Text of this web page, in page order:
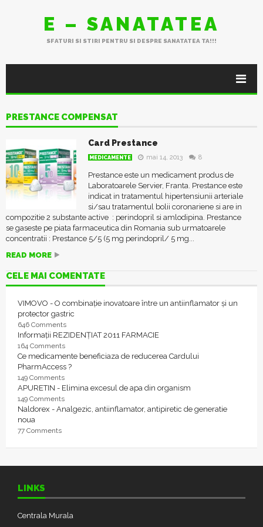
E – SANATATEA
SFATURI SI STIRI PENTRU SI DESPRE SANATATEA TA!!!
PRESTANCE COMPENSAT
Card Prestance
MEDICAMENTE mai 14, 2013 8
Prestance este un medicament produs de
Laboratoarele Servier, Franta. Prestance este
indicat in tratamentul hipertensiunii arteriale
si/sau tratamentul bolii coronariene si are in
compozitie 2 substante active : perindopril si amlodipina. Prestance
se gaseste pe piata farmaceutica din Romania sub urmatoarele
concentratii : Prestance 5/5 (5 mg perindopril/ 5 mg...
READ MORE
CELE MAI COMENTATE
VIMOVO - O combinație inovatoare între un antiinflamator și un
protector gastric
646 Comments
Informații REZIDENȚIAT 2011 FARMACIE
164 Comments
Ce medicamente beneficiaza de reducerea Cardului
PharmAccess ?
149 Comments
APURETIN - Elimina excesul de apa din organism
149 Comments
Naldorex - Analgezic, antiinflamator, antipiretic de generatie
noua
77 Comments
LINKS
Centrala Murala